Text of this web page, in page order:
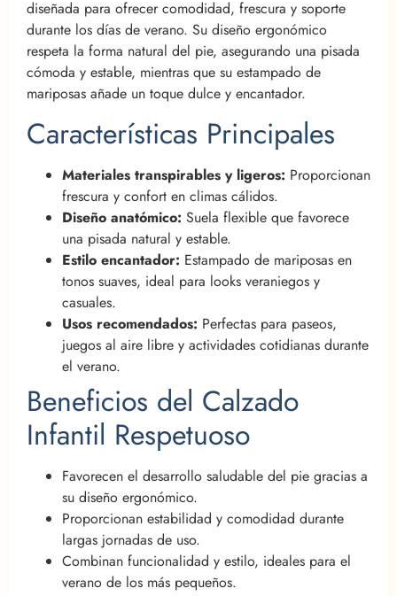
diseñada para ofrecer comodidad, frescura y soporte
durante los días de verano. Su diseño ergonómico
respeta la forma natural del pie, asegurando una pisada
cómoda y estable, mientras que su estampado de
mariposas añade un toque dulce y encantador.
Características Principales
Materiales transpirables y ligeros: Proporcionan
frescura y confort en climas cálidos.
Diseño anatómico: Suela flexible que favorece
una pisada natural y estable.
Estilo encantador: Estampado de mariposas en
tonos suaves, ideal para looks veraniegos y
casuales.
Usos recomendados: Perfectas para paseos,
juegos al aire libre y actividades cotidianas durante
el verano.
Beneficios del Calzado
Infantil Respetuoso
Favorecen el desarrollo saludable del pie gracias a
su diseño ergonómico.
Proporcionan estabilidad y comodidad durante
largas jornadas de uso.
Combinan funcionalidad y estilo, ideales para el
verano de los más pequeños.